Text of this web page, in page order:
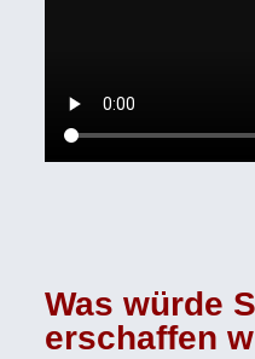
Was würde
erschaffen